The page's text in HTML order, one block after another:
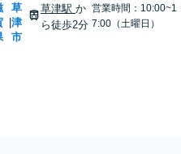
草
津
市
草津駅 か
ら徒歩2分
営業時間：10:00~1
7:00（土曜日）